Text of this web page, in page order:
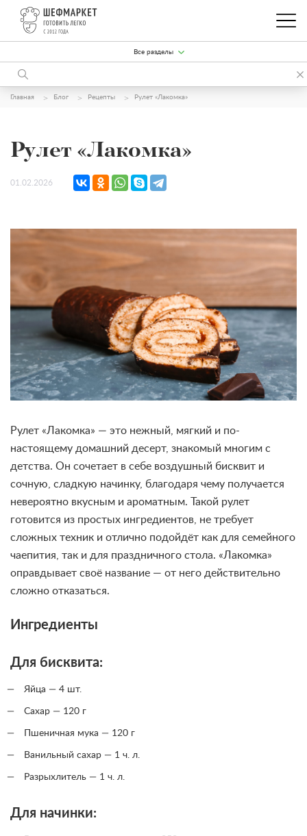
Все разделы
Главная Блог Рецепты Рулет «Лакомка»
Рулет «Лакомка»
01.02.2026
Рулет «Лакомка» — это нежный, мягкий и по-
настоящему домашний десерт, знакомый многим с
детства. Он сочетает в себе воздушный бисквит и
сочную, сладкую начинку, благодаря чему получается
невероятно вкусным и ароматным. Такой рулет
готовится из простых ингредиентов, не требует
сложных техник и отлично подойдёт как для семейного
чаепития, так и для праздничного стола. «Лакомка»
оправдывает своё название — от него действительно
сложно отказаться.
Ингредиенты
Для бисквита:
Яйца — 4 шт.
Сахар — 120 г
Пшеничная мука — 120 г
Ванильный сахар — 1 ч. л.
Разрыхлитель — 1 ч. л.
Для начинки: